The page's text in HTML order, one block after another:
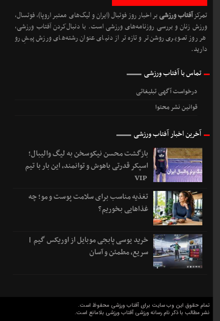
دارید.
تماس با آفتاب ورزشی
درخواست آگهی تبلیغاتی
قوانین نشر محتوا
آخرین اخبار آفتاب ورزشی
VIP
تغذیه مناسب برای سلامت پوست و مو؛ چه
غذاهایی بخوریم؟
خرید یوسی پابجی موبایل از اوریکس گیم |
سریع، مطمئن و آسان
تمام حقوق این وب سایت برای آفتاب ورزشی محفوظ است.